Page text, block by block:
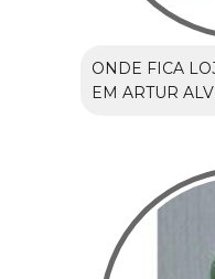
ONDE FICA
EM ARTUR